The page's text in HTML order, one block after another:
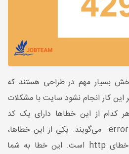
بسیار مهم در طراحی هستند که
این کار انجام نشود سایت با مشکلات
کدام از این خطاها دارای یک کد
می‌گویند. یکی از این خطاها،
http است. این خطا به شما